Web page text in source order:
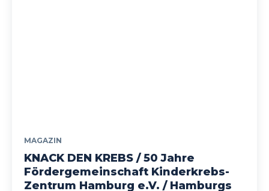
MAGAZIN
KNACK DEN KREBS / 50 Jahre
Fördergemeinschaft Kinderkrebs-
Zentrum Hamburg e.V. / Hamburgs